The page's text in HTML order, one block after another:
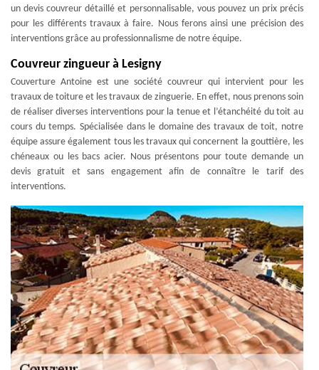
un devis couvreur détaillé et personnalisable, vous pouvez un prix précis
pour les différents travaux à faire. Nous ferons ainsi une précision des
interventions grâce au professionnalisme de notre équipe.
Couvreur zingueur à Lesigny
Couverture Antoine est une société couvreur qui intervient pour les
travaux de toiture et les travaux de zinguerie. En effet, nous prenons soin
de réaliser diverses interventions pour la tenue et l’étanchéité du toit au
cours du temps. Spécialisée dans le domaine des travaux de toit, notre
équipe assure également tous les travaux qui concernent la gouttière, les
chéneaux ou les bacs acier. Nous présentons pour toute demande un
devis gratuit et sans engagement afin de connaître le tarif des
interventions.